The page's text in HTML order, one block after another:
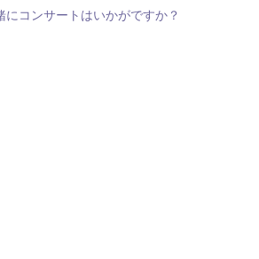
にコンサートはいかがですか？